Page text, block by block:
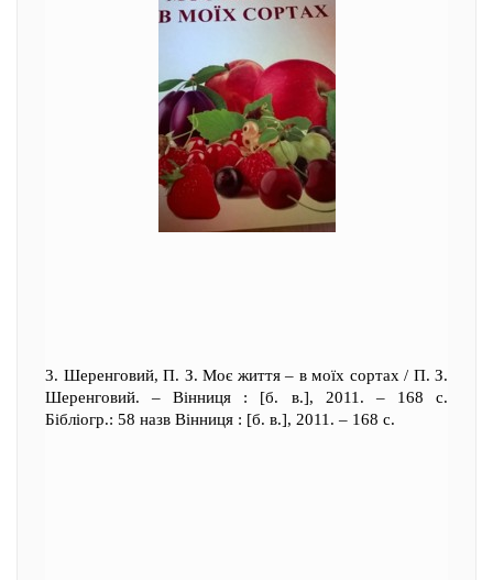
3. Шеренговий, П. З. Моє життя – в моїх сортах / П. З.
Шеренговий. – Вінниця : [б. в.], 2011. – 168 с.
Бібліогр.: 58 назв Вінниця : [б. в.], 2011. – 168 с.